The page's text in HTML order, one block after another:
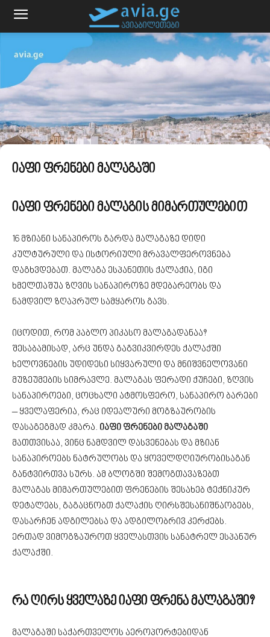
იაფი ფრენები მალაგაში
იაფი ფრენები მალაგის მიმართულებით
16 მზიანი სანაპიროს გარდა მალაგაზე დიდი
კულტურული და ისტორიული მრავალფეროვნება
დაგხვდებათ. მალაგა ესპანეთის ქალაქია, იგი
ხმელთაშუა ზღვის სანაპიროზე მდებარეობს და
ნამდვილ ზღაპრულ სამყაროს გავს.
იცოდით, რომ პაბლო პიკასო მალაგადანაა?
შესაბამისად, არც უნდა გაგვიკვირდეს ქალაქში
ხელოვნების უდიდესი სიყვარული და მნიშვნელოვანი
მუზეუმების სიმრავლე. მალაგას ფერადი ქუჩები, ზღვის
სანაპიროები, ცოცხალი ატმოსფერო, სანაპირო ბარები
– ყველაფერია, რაც იდეალური მოგზაურობის
დასაგეგმად კმარა. იაფი ფრენები მალაგაში
მათთვისაა, ვინც ნამდვილ დასვენებას და მზიან
სანაპიროებს ნატრულობს და ყოველდღიურობისაგან
განტვირთვა სურს. ამ ბლოგში შემოგთავაზებთ
მალაგას მიმართულებით ფრენების შესახებ ტექნიკურ
დეტალებს, გაგაცნობთ ქალაქის ღირსშესანიშნაობებს,
დასარჩენ ადგილებსა და ადგილობრივ კერძებს.
ერთად ვიმოგზაუროთ ყველასთვის სანატრელ ესპანურ
ქალაქში.
რა ღირს ყველაზე იაფი ფრენა მალაგაში?
მალაგაში საქართველოს აეროპორტებიდან